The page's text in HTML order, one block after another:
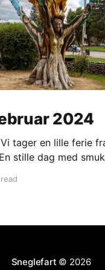
2024
stille dag med
Sneglefart © 2026